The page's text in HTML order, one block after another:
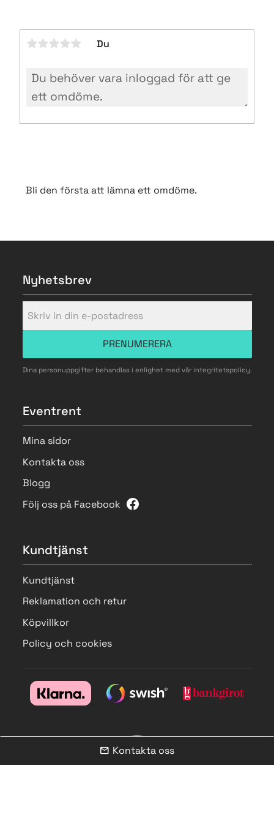
Du
Bli den första att lämna ett omdöme.
Nyhetsbrev
PRENUMERERA
Dina personuppgifter behandlas i enlighet med vår integritetspolicy.
Eventrent
Mina sidor
Kontakta oss
Blogg
Följ oss på Facebook
Kundtjänst
Kundtjänst
Reklamation och retur
Köpvillkor
Policy och cookies
mail Kontakta oss